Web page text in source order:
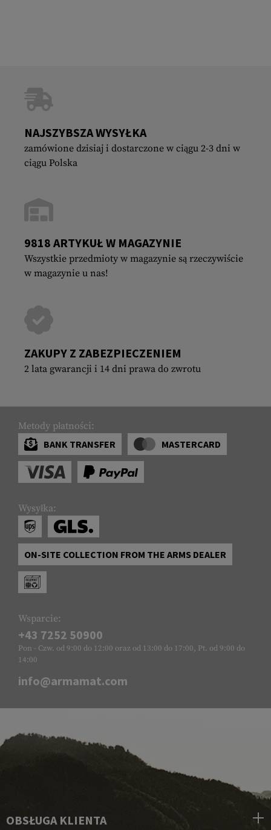
NAJSZYBSZA WYSYŁKA
zamówione dzisiaj i dostarczone w ciągu 2-3 dni w
ciągu Polska
9818 ARTYKUŁ W MAGAZYNIE
Wszystkie przedmioty w magazynie są rzeczywiście
w magazynie u nas!
ZAKUPY Z ZABEZPIECZENIEM
2 lata gwarancji i 14 dni prawa do zwrotu
Metody płatności:
BANK TRANSFER
MASTERCARD
Wysyłka:
ON-SITE COLLECTION FROM THE ARMS DEALER
Wsparcie:
+43 7252 50900
Pon - Czw. od 9:00 do 12:00 oraz od 13:00 do 17:00, Pt. od 9:00 do
14:00
info@armamat.com
OBSŁUGA KLIENTA